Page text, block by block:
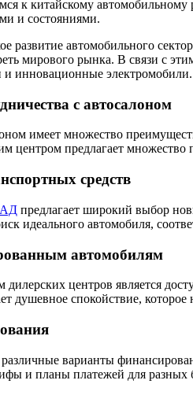
к китайскому
и состояниями.
развитие автомобильного
мирового рынка. В связи с
инновационные электромобили.
с автосалоном
имеет множество
центром предлагает
средств
предлагает широкий выбор
идеального автомобиля,
автомобилям
центров является
душевное спокойствие, которое
варианты
и планы платежей для